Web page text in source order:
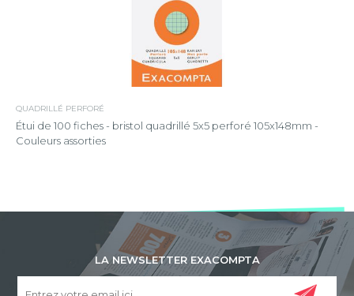
QUADRILLÉ PERFORÉ
Étui de 100 fiches - bristol quadrillé 5x5 perforé 105x148mm -
Couleurs assorties
LA NEWSLETTER EXACOMPTA